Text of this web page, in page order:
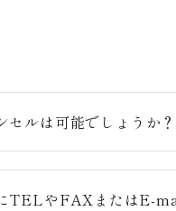
セルは可能でしょうか？
TELやFAXまたはE-